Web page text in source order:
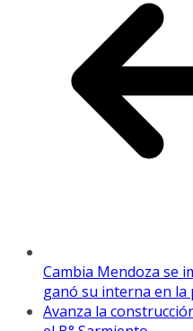
Cambia Mendoza se
ganó su interna en la
Avanza la